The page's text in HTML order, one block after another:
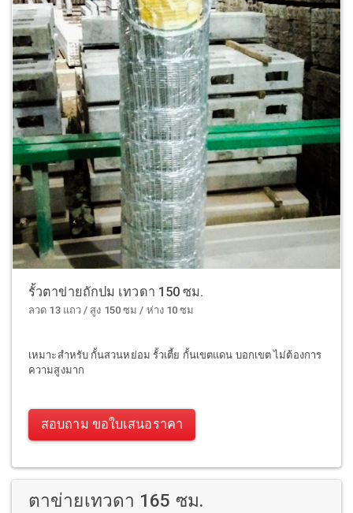
รั้วตาข่ายถักปม เทวดา 150 ซม.
ลวด 13 แถว / สูง 150 ซม / ห่าง 10 ซม
เหมาะสำหรับ กั้นสวนหย่อม รั้วเตี้ย กั้นเขตแดน บอกเขต ไม่ต้องการ
ความสูงมาก
สอบถาม ขอใบเสนอราคา
ตาข่ายเทวดา 165 ซม.